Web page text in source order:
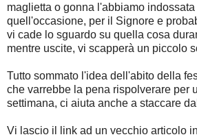
maglietta o gonna l'abbiamo
quell'occasione, per il Signore e
vi cade lo sguardo su quella cosa
mentre uscite, vi scapperà un piccolo
Tutto sommato l'idea dell'abito della
che varrebbe la pena rispolverare per
settimana, ci aiuta anche a staccare
Vi lascio il link ad un vecchio articolo